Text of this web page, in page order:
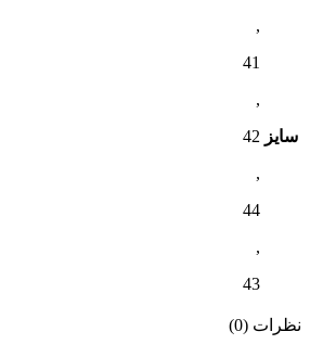
سایز
,
41
,
42
,
44
,
43
نظرات (0)